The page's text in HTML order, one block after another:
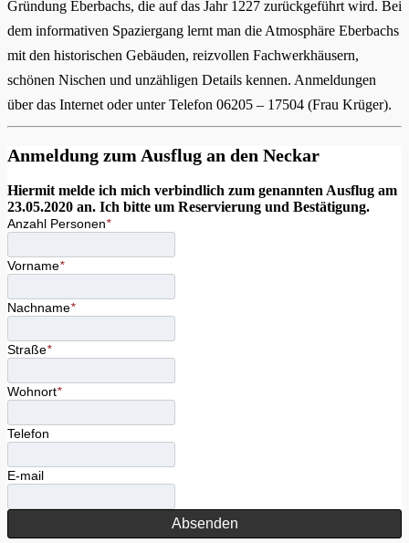
Gründung Eberbachs, die auf das Jahr 1227 zurückgeführt wird. Bei
dem informativen Spaziergang lernt man die Atmosphäre Eberbachs
mit den historischen Gebäuden, reizvollen Fachwerkhäusern,
schönen Nischen und unzähligen Details kennen. Anmeldungen
über das Internet oder unter Telefon 06205 – 17504 (Frau Krüger).
Anmeldung zum Ausflug an den Neckar
Hiermit melde ich mich verbindlich zum genannten Ausflug am
23.05.2020 an. Ich bitte um Reservierung und Bestätigung.
Anzahl Personen*
Vorname*
Nachname*
Straße*
Wohnort*
Telefon
E-mail
Absenden